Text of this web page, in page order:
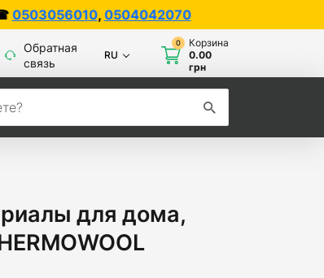
Обратная
связь
RU
0
Корзина
0.00
грн
для дома,